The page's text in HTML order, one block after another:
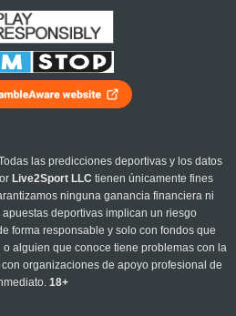
las predicciones deportivas y los datos
Live2Sport LLC tienen únicamente fines
ninguna ganancia financiera ni
deportivas implican un riesgo
forma responsable y solo con fondos que
alguien que conoce tiene problemas con la
organizaciones de apoyo profesional de
18+